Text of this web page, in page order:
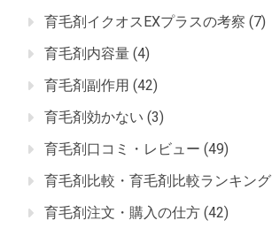
育毛剤イクオスEXプラスの考察 (7)
育毛剤内容量 (4)
育毛剤副作用 (42)
育毛剤効かない (3)
育毛剤口コミ・レビュー (49)
育毛剤比較・育毛剤比較ランキング
育毛剤注文・購入の仕方 (42)